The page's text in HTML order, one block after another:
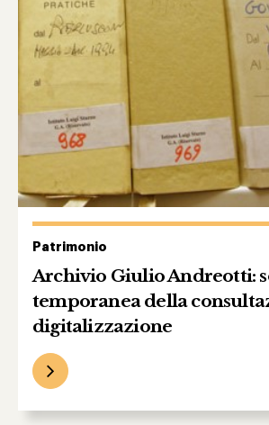
Patrimonio
Archivio Giulio Andreotti:
temporanea della
digitalizzazione